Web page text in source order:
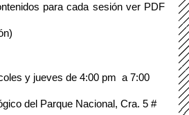
para cada sesión ver PDF
y jueves de 4:00 pm  a 7:00
del Parque Nacional, Cra. 5 #